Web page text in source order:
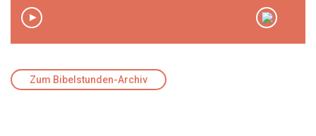
Zum Bibelstunden-Archiv